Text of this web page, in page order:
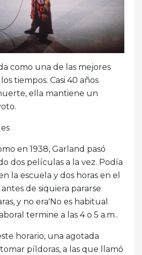
como una de las mejores
tiempos. Casi 40 años
ella mantiene un
en 1938, Garland pasó
dos películas a la vez. Podía
la escuela y dos horas en el
de siquiera pararse
y no era'No es habitual
termine a las 4 o 5 a.m..
horario, una agotada
píldoras, a las que llamó